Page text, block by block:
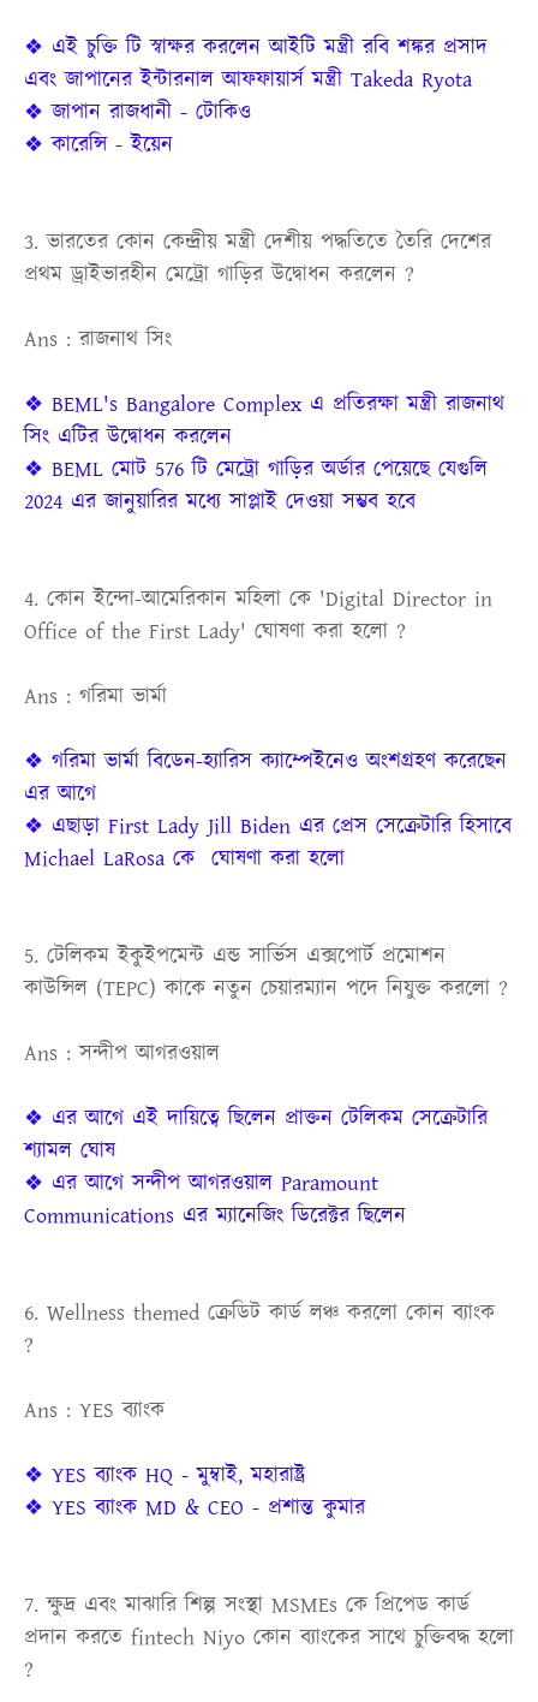
❖ এই চুক্তি টি স্বাক্ষর করলেন আইটি মন্ত্রী রবি শঙ্কর প্রসাদ
এবং জাপানের ইন্টারনাল আফফায়ার্স মন্ত্রী Takeda Ryota
❖ জাপান রাজধানী - টোকিও
❖ কারেন্সি - ইয়েন
3. ভারতের কোন কেন্দ্রীয় মন্ত্রী দেশীয় পদ্ধতিতে তৈরি দেশের
প্রথম ড্রাইভারহীন মেট্রো গাড়ির উদ্বোধন করলেন ?
Ans : রাজনাথ সিং
❖ BEML's Bangalore Complex এ প্রতিরক্ষা মন্ত্রী রাজনাথ
সিং এটির উদ্বোধন করলেন
❖ BEML মোট 576 টি মেট্রো গাড়ির অর্ডার পেয়েছে যেগুলি
2024 এর জানুয়ারির মধ্যে সাপ্লাই দেওয়া সম্ভব হবে
4. কোন ইন্দো-আমেরিকান মহিলা কে 'Digital Director in
Office of the First Lady' ঘোষণা করা হলো ?
Ans : গরিমা ভার্মা
❖ গরিমা ভার্মা বিডেন-হ্যারিস ক্যাম্পেইনেও অংশগ্রহণ করেছেন
এর আগে
❖ এছাড়া First Lady Jill Biden এর প্রেস সেক্রেটারি হিসাবে
Michael LaRosa কে ঘোষণা করা হলো
5. টেলিকম ইকুইপমেন্ট এন্ড সার্ভিস এক্সপোর্ট প্রমোশন
কাউন্সিল (TEPC) কাকে নতুন চেয়ারম্যান পদে নিযুক্ত করলো ?
Ans : সন্দীপ আগরওয়াল
❖ এর আগে এই দায়িত্বে ছিলেন প্রাক্তন টেলিকম সেক্রেটারি
শ্যামল ঘোষ
❖ এর আগে সন্দীপ আগরওয়াল Paramount
Communications এর ম্যানেজিং ডিরেক্টর ছিলেন
6. Wellness themed ক্রেডিট কার্ড লঞ্চ করলো কোন ব্যাংক
?
Ans : YES ব্যাংক
❖ YES ব্যাংক HQ - মুম্বাই, মহারাষ্ট্র
❖ YES ব্যাংক MD & CEO - প্রশান্ত কুমার
7. ক্ষুদ্র এবং মাঝারি শিল্প সংস্থা MSMEs কে প্রিপেড কার্ড
প্রদান করতে fintech Niyo কোন ব্যাংকের সাথে চুক্তিবদ্ধ হলো
?